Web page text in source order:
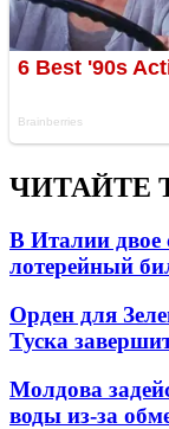
ЧИТАЙТЕ
В Италии
лотерейный
Орден для
Туска
Молдова
воды из-за